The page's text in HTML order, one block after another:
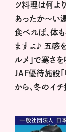
ツ料理は何よ
あったか～い
食べれば、体
ますよ♪ 五感
ルメ」で寒さ
JAF優待施設
から、冬のイチ